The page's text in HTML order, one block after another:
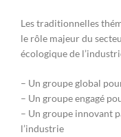
Les traditionnelles
le rôle majeur du
écologique de
– Un groupe global
– Un groupe engagé
– Un groupe innovant
l’industrie